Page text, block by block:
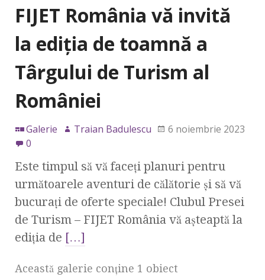
FIJET România vă invită
la ediția de toamnă a
Târgului de Turism al
României
Galerie Traian Badulescu
6 noiembrie 2023
0
Este timpul să vă faceți planuri pentru
următoarele aventuri de călătorie și să vă
bucurați de oferte speciale! Clubul Presei
de Turism – FIJET România vă așteaptă la
ediția de […]
Această galerie conţine 1 obiect